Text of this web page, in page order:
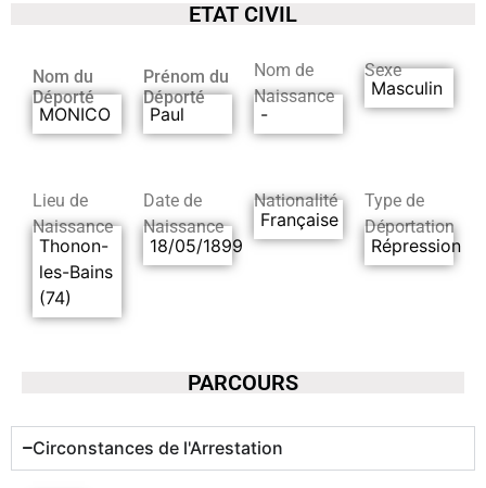
ETAT CIVIL
Nom du
Déporté
MONICO
Prénom du
Déporté
Paul
Nom de
Naissance
-
Sexe
Masculin
Lieu de
Naissance
Thonon-
les-Bains
(74)
Date de
Naissance
18/05/1899
Nationalité
Française
Type de
Déportation
Répression
PARCOURS
Circonstances de l'Arrestation